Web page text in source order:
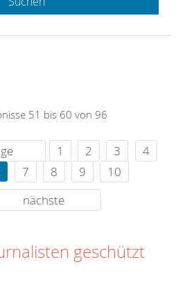
51 bis 60 von 96
1 2 3
4
7 8 9
10
nächste
geschützt